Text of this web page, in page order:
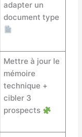
adapter un
document type
Mettre à jour le
mémoire
technique +
cibler 3
prospects